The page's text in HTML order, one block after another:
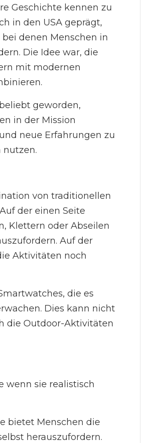
Geschichte kennen zu
in den USA geprägt,
denen Menschen in
Die Idee war, die
mit modernen
geworden,
in der Mission
neue Erfahrungen zu
nutzen.
von traditionellen
der einen Seite
Klettern oder Abseilen
Auf der
Aktivitäten noch
die es
Dies kann nicht
die Outdoor-Aktivitäten
wenn sie realistisch
bietet Menschen die
herauszufordern.